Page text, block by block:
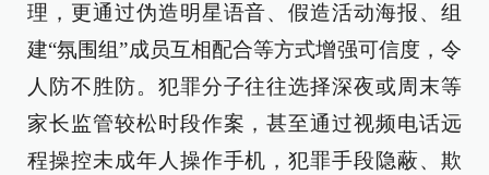
理，更通过伪造明星语音、假造活动海报、组
建“氛围组”成员互相配合等方式增强可信度，令
人防不胜防。犯罪分子往往选择深夜或周末等
家长监管较松时段作案，甚至通过视频电话远
程操控未成年人操作手机，犯罪手段隐蔽、欺